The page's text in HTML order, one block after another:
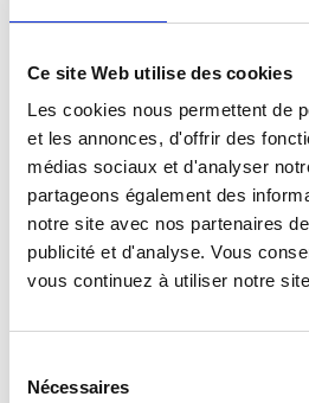
Ce site Web utilise des cookies
Les cookies nous permettent de
et les annonces, d'offrir des
médias sociaux et d'analyser
partageons également des
notre site avec nos partenaires
publicité et d'analyse. Vous
vous continuez à utiliser notre
Nécessaires
De verhuurservice neemt veel
die gepaard gaan met het
organiseert het transport van de
opzetten van borg-/